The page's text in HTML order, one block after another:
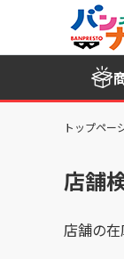
トップペー
店舗
店舗の